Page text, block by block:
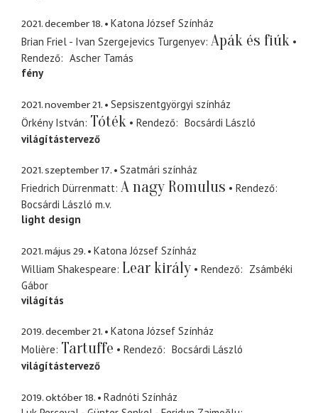
2021. december 18.
Katona József Színház
Brian Friel - Ivan Szergejevics Turgenyev Apák és fiúk
Rendező
Ascher Tamás
fény
2021. november 21.
Sepsiszentgyörgyi színház
Örkény István Tóték Rendező
Bocsárdi László
világítástervező
2021. szeptember 17.
Szatmári színház
Friedrich Dürrenmatt A nagy Romulus
Rendező
Bocsárdi László m.v.
light design
2021. május 29.
Katona József Színház
William Shakespeare Lear király Rendező
Zsámbéki
Gábor
világítás
2019. december 21.
Katona József Színház
Molière Tartuffe Rendező
Bocsárdi László
világítástervező
2019. október 18.
Radnóti Színház